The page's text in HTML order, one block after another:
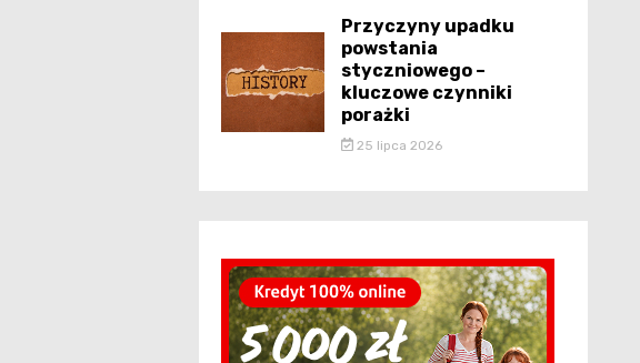
Przyczyny upadku
powstania
styczniowego –
kluczowe czynniki
porażki
25 lipca 2026